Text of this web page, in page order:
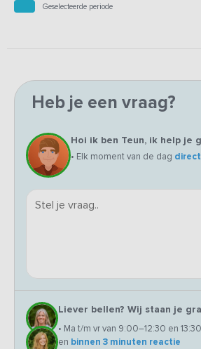
Geselecteerde periode
Heb je een vraag?
Hoi ik ben Teun, ik help je
• Elk moment van de dag
Liever bellen? Wij staan je
• Ma t/m vr van 9:00–12:30 en
en binnen 3 minuten reactie